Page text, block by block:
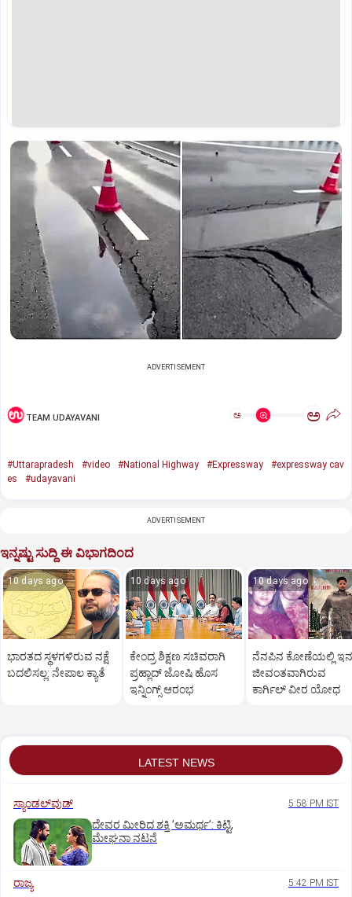
ADVERTISEMENT
TEAM UDAYAVANI ಅ ಅ
#Uttarapradesh #video #National Highway #Expressway
#expressway cav
es
#udayavani
ADVERTISEMENT
ಇನ್ನಷ್ಟು ಸುದ್ದಿ ಈ ವಿಭಾಗದಿಂದ
10 days ago
ಭಾರತದ ಸ್ಥಳಗಳಿರುವ ನಕ್ಷೆ
ಬದಲಿಸಲ್ಲ: ನೇಪಾಲ ಕ್ಯಾತೆ
10 days ago
ಕೇಂದ್ರ ಶಿಕ್ಷಣ ಸಚಿವರಾಗಿ
ಪ್ರಹ್ಲಾದ್‌ ಜೋಷಿ ಹೊಸ
ಇನ್ನಿಂಗ್ಸ್‌ ಆರಂಭ
10 days ago
ನೆನಪಿನ ಕೋಣೆಯಲ್ಲಿ
ಜೀವಂತವಾಗಿರುವ
ಕಾರ್ಗಿಲ್ ವೀರ ಯೋಧ
LATEST NEWS
ಸ್ಯಾಂಡಲ್‌ವುಡ್‌ 5:58 PM IST
ದೇವರ ಮೀರಿದ ಶಕ್ತಿ ʼಅಮರ್ಥʼ: ಕಿಟ್ಟಿ,
ಮೇಘನಾ ನಟನೆ
ರಾಜ್ಯ 5:42 PM IST